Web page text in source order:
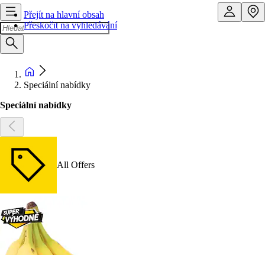
Přejít na hlavní obsah
Přeskočit na vyhledávání
Speciální nabídky
Speciální nabídky
All Offers